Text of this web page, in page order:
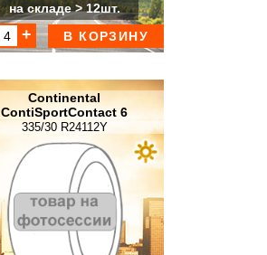
на складе > 12шт.
В КОРЗИНУ
Continental
ContiSportContact 6
335/30 R24112Y